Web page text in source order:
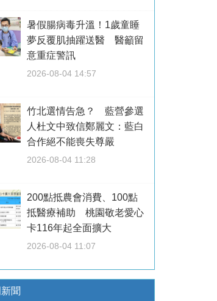
暑假腸病毒升溫！1歲童睡
夢反覆肌抽躍送醫 醫籲留
意重症警訊
2026-08-04 14:57
竹北選情告急？ 藍營參選
人杜文中致信鄭麗文：藍白
合作絕不能喪失尊嚴
2026-08-04 11:28
200點抵農會消費、100點
抵醫療補助 桃園敬老愛心
卡116年起全面擴大
2026-08-04 11:07
聞